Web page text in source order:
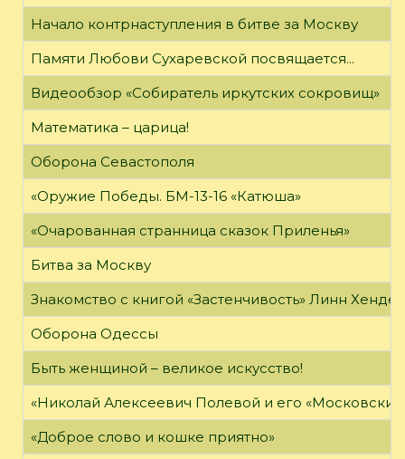
Начало контрнаступления в битве за Москву
Памяти Любови Сухаревской посвящается...
Видеообзор «Собиратель иркутских сокровищ»
Математика – царица!
Оборона Севастополя
«Оружие Победы. БМ-13-16 «Катюша»
«Очарованная странница сказок Приленья»
Битва за Москву
Знакомство с книгой «Застенчивость» Линн
Оборона Одессы
Быть женщиной – великое искусство!
«Николай Алексеевич Полевой и его «Московский
«Доброе слово и кошке приятно»